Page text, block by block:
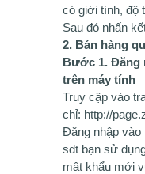
có giới tính, độ
Sau đó nhấn
2. Bán hàng
Bước 1. Đăng
trên máy tính
Truy cập vào
chỉ: http://
Đăng nhập vào
sdt bạn sử
mật khẩu mới